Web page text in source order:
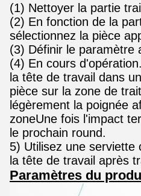
(1) Nettoyer la partie
(2) En fonction de la
sélectionnez la pièce
(3) Définir le paramètre
(4) En cours
la tête de travail dans
pièce sur la zone de
légèrement la poignée
zoneUne fois l'impact
le prochain round.
5) Utilisez une serviette
la tête de travail après
Paramètres du